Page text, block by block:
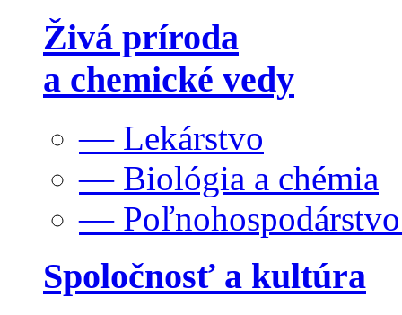
Živá príroda
a chemické vedy
— Lekárstvo
— Biológia a chémia
—
Spoločnosť a kultúra